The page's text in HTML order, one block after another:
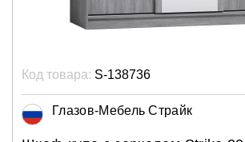
Код товара: S-138736
Глазов-Мебель Страйк